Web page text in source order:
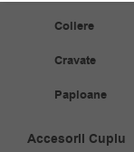
Coliere
Cravate
Papioane
Accesorii Cuplu